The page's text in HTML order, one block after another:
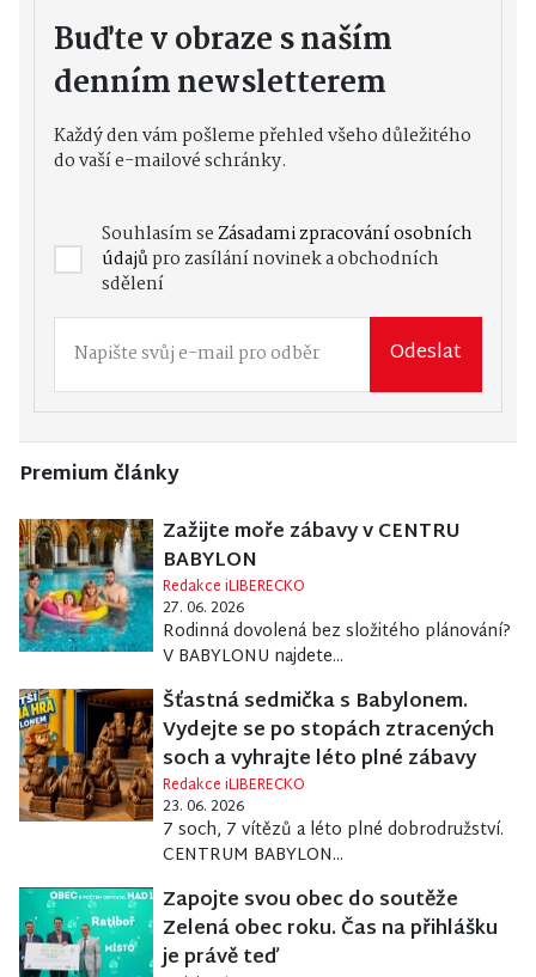
Buďte v obraze s naším
denním newsletterem
Každý den vám pošleme přehled všeho důležitého
do vaší e-mailové schránky.
Souhlasím seZásadami zpracování osobních
údajůpro zasílání novinek a obchodních
sdělení
Odeslat
Premium články
Zažijte moře zábavy v CENTRU
BABYLON
Redakce iLIBERECKO
27. 06. 2026
Rodinná dovolená bez složitého plánování?
V BABYLONU najdete...
Šťastná sedmička s Babylonem.
Vydejte se po stopách ztracených
soch a vyhrajte léto plné zábavy
Redakce iLIBERECKO
23. 06. 2026
7 soch, 7 vítězů a léto plné dobrodružství.
CENTRUM BABYLON...
Zapojte svou obec do soutěže
Zelená obec roku. Čas na přihlášku
je právě teď